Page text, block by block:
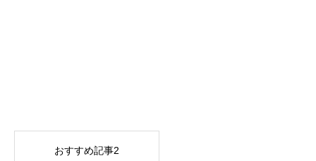
おすすめ記事2